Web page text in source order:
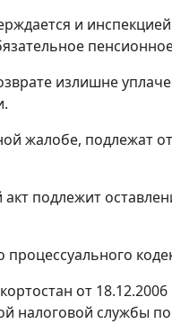
и
излишне
жалобе, подлежат
подлежит
от
налоговой службы